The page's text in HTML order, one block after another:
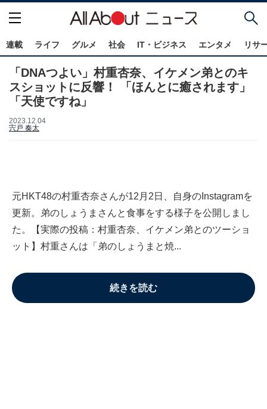
連載 ライフ グルメ 社会 IT・ビジネス エンタメ リサ
「DNAつよい」村重杏奈、イケメン弟とのキ
スショットに反響！ 「ほんとに癒されます」
「天使ですね」
2023.12.04
宍戸 奏太
元HKT48の村重杏奈さんが12月2日、自身のInstagramを
更新。弟のしょうまさんと食事をする様子を公開しまし
た。【実際の投稿：村重杏奈、イケメン弟とのツーショ
ット】村重さんは「弟のしょうまと焼...
続きを読む